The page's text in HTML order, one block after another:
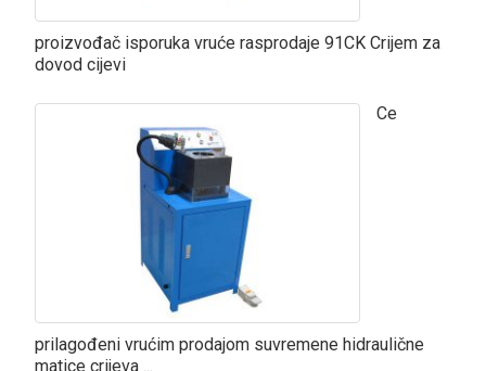
proizvođač isporuka vruće rasprodaje 91CK Crijem za
dovod cijevi
Ce
prilagođeni vrućim prodajom suvremene hidraulične
matice crijeva ...